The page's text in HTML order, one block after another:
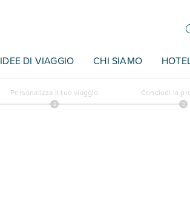
IDEE DI VIAGGIO CHI SIAMO
Personalizza il tuo viaggio Concludi la